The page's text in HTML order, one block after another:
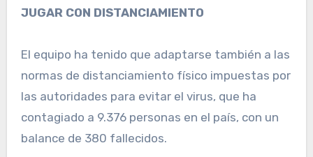
JUGAR CON DISTANCIAMIENTO
El equipo ha tenido que adaptarse también a las
normas de distanciamiento físico impuestas por
las autoridades para evitar el virus, que ha
contagiado a 9.376 personas en el país, con un
balance de 380 fallecidos.